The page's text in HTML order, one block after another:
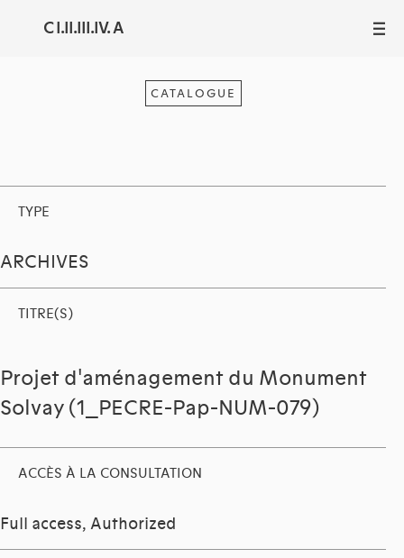
C I.II.III.IV. A III
CATALOGUE
TYPE
ARCHIVES
TITRE(S)
Projet d'aménagement du Monument
Solvay (1_PECRE-Pap-NUM-079)
ACCÈS À LA CONSULTATION
Full access, Authorized